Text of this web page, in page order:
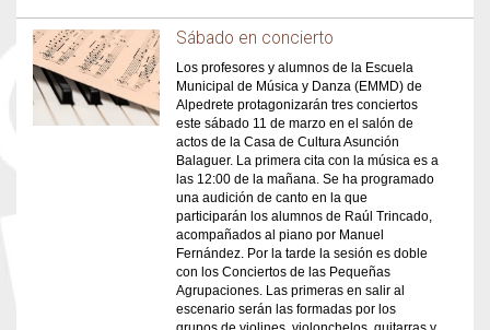
Sábado en concierto
Los profesores y alumnos de la Escuela
Municipal de Música y Danza (EMMD) de
Alpedrete protagonizarán tres conciertos
este sábado 11 de marzo en el salón de
actos de la Casa de Cultura Asunción
Balaguer. La primera cita con la música es a
las 12:00 de la mañana. Se ha programado
una audición de canto en la que
participarán los alumnos de Raúl Trincado,
acompañados al piano por Manuel
Fernández. Por la tarde la sesión es doble
con los Conciertos de las Pequeñas
Agrupaciones. Las primeras en salir al
escenario serán las formadas por los